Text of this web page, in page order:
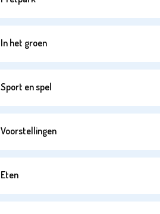
In het groen
Sport en spel
Voorstellingen
Eten